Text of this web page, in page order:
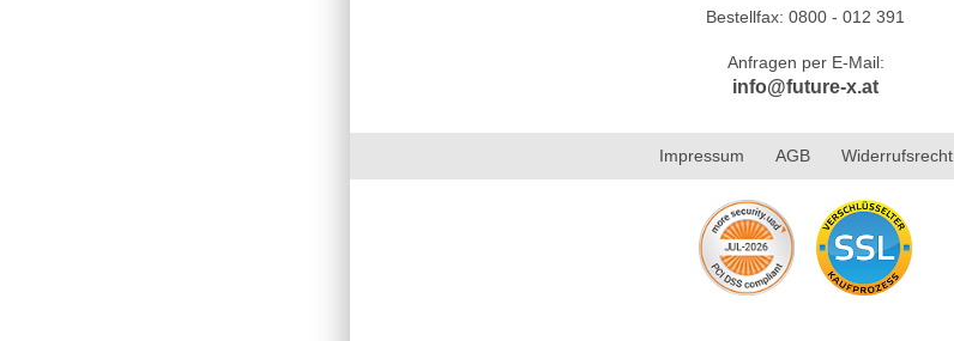
Bestellfax: 0800 - 012 391
Anfragen per E-Mail:
info@future-x.at
Impressum AGB Widerrufsrecht